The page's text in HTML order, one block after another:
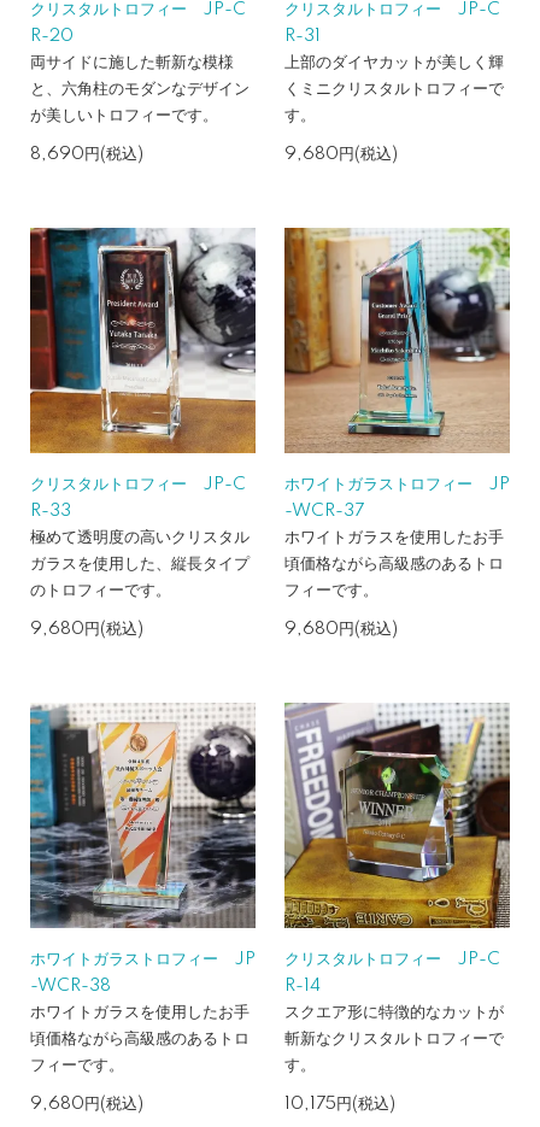
クリスタルトロフィー JP-C
R-20
両サイドに施した斬新な模様
と、六角柱のモダンなデザイン
が美しいトロフィーです。
8,690円(税込)
クリスタルトロフィー JP-C
R-31
上部のダイヤカットが美しく輝
くミニクリスタルトロフィーで
す。
9,680円(税込)
クリスタルトロフィー JP-C
R-33
極めて透明度の高いクリスタル
ガラスを使用した、縦長タイプ
のトロフィーです。
9,680円(税込)
ホワイトガラストロフィー JP
-WCR-37
ホワイトガラスを使用したお手
頃価格ながら高級感のあるトロ
フィーです。
9,680円(税込)
ホワイトガラストロフィー JP
-WCR-38
ホワイトガラスを使用したお手
頃価格ながら高級感のあるトロ
フィーです。
9,680円(税込)
クリスタルトロフィー JP-C
R-14
スクエア形に特徴的なカットが
斬新なクリスタルトロフィーで
す。
10,175円(税込)